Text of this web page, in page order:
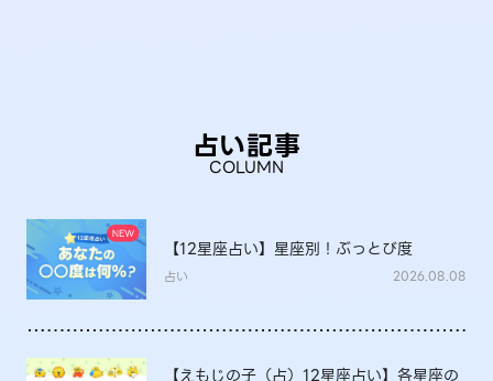
占い記事
COLUMN
【12星座占い】星座別！ぶっとび度
占い 2026.08.08
【えもじの子（占）12星座占い】各星座の